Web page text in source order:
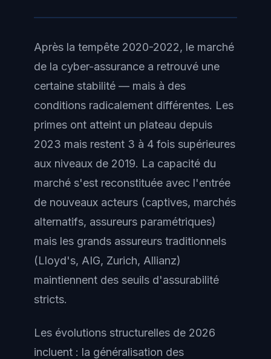
Après la tempête 2020-2022, le marché
de la cyber-assurance a retrouvé une
certaine stabilité — mais à des
conditions radicalement différentes. Les
primes ont atteint un plateau depuis
2023 mais restent 3 à 4 fois supérieures
aux niveaux de 2019. La capacité du
marché s'est reconstituée avec l'entrée
de nouveaux acteurs (captives, marchés
alternatifs, assureurs paramétriques)
mais les grands assureurs traditionnels
(Lloyd's, AIG, Zurich, Allianz)
maintiennent des seuils d'assurabilité
stricts.
Les évolutions structurelles de 2026
incluent : la généralisation des